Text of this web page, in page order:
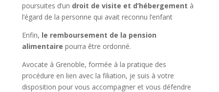
poursuites d’un droit de visite et d’hébergement à
l’égard de la personne qui avait reconnu l’enfant
Enfin, le remboursement de la pension
alimentaire pourra être ordonné.
Avocate à Grenoble, formée à la pratique des
procédure en lien avec la filiation, je suis à votre
disposition pour vous accompagner et vous défendre